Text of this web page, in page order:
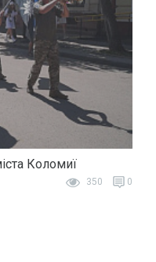
Коломиї
350 0